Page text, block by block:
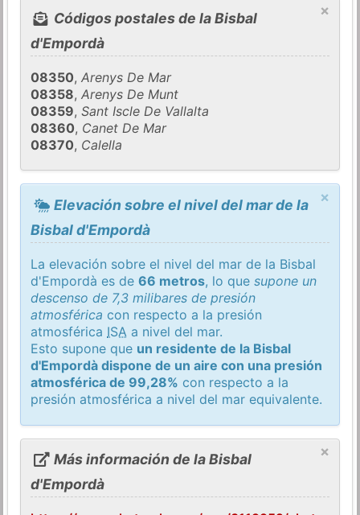
×
Códigos postales de la Bisbal
d'Empordà
08350,Arenys De Mar
08358,Arenys De Munt
08359,Sant Iscle De Vallalta
08360, Canet De Mar
08370, Calella
×
Elevación sobre el nivel del mar de la
Bisbal d'Empordà
La elevación sobre el nivel del mar de la Bisbal
d'Empordà es de66 metros, lo quesupone un
descenso de 7,3 milibares de presión
atmosférica con respecto a la presión
atmosférica ISA a nivel del mar.
Esto supone que un residente de la Bisbal
d'Empordà dispone de un aire con una presión
atmosférica de 99,28% con respecto a la
presión atmosférica a nivel del mar equivalente.
×
Más información de la Bisbal
d'Empordà